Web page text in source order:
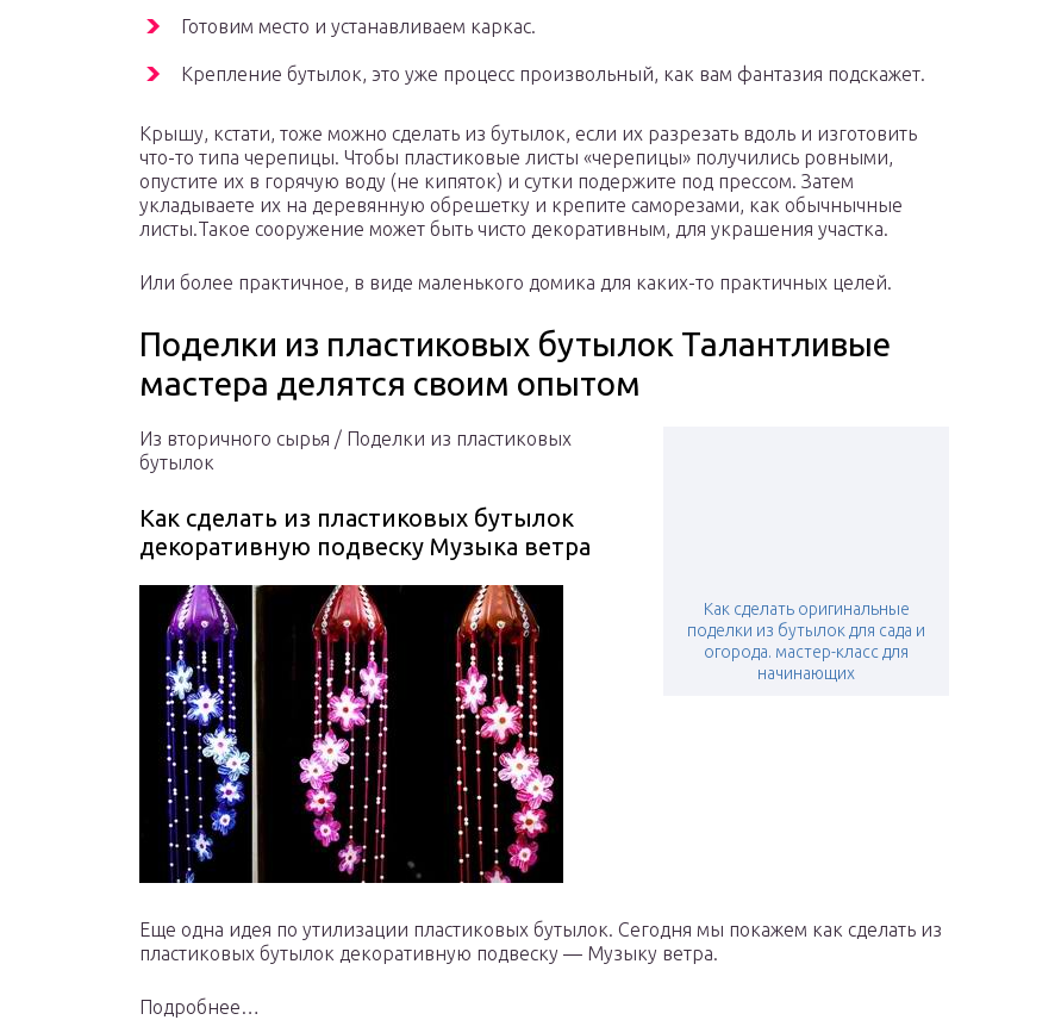
Готовим место и устанавливаем каркас.
Крепление бутылок, это уже процесс произвольный, как вам фантазия подскажет.
Крышу, кстати, тоже можно сделать из бутылок, если их разрезать вдоль и изготовить
что-то типа черепицы. Чтобы пластиковые листы «черепицы» получились ровными,
опустите их в горячую воду (не кипяток) и сутки подержите под прессом. Затем
укладываете их на деревянную обрешетку и крепите саморезами, как обычнычные
листы.Такое сооружение может быть чисто декоративным, для украшения участка.
Или более практичное, в виде маленького домика для каких-то практичных целей.
Поделки из пластиковых бутылок Талантливые
мастера делятся своим опытом
Как сделать оригинальные
поделки из бутылок для сада и
огорода. мастер-класс для
начинающих
Из вторичного сырья / Поделки из пластиковых
бутылок
Как сделать из пластиковых бутылок
декоративную подвеску Музыка ветра
Еще одна идея по утилизации пластиковых бутылок. Сегодня мы покажем как сделать из
пластиковых бутылок декоративную подвеску — Музыку ветра.
Подробнее…